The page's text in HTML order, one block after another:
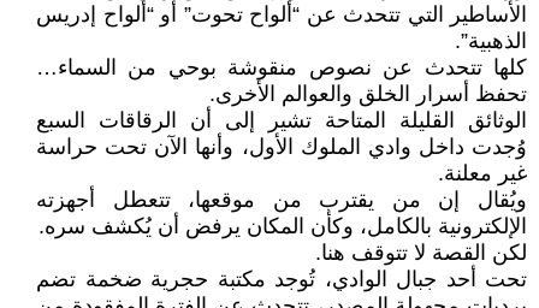
الأساطير التي تتحدث عن “ألواح تحوت” أو “ألواح إدريس
الذهبية”.
كلها تتحدث عن نصوص منقوشة بوحي من السماء…
تحفظ أسرار الخلق والعوالم الأخرى.
الوثائق القليلة المتاحة تشير إلى أن الرقاقات السبع
وُجدت داخل وادي الملوك الأول، وأنها الآن تحت حراسة
غير معلنة.
ويُقال إن من يقترب من موقعها، تتعطل أجهزته
الإلكترونية بالكامل، وكأن المكان يرفض أن يُكشف سره.
لكن القصة لا تتوقف هنا.
تحت أحد جبال الوادي، تُوجد مكتبة حجرية ضخمة تضم